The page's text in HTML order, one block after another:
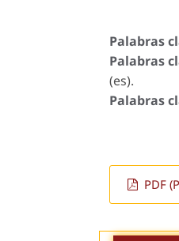
Palabras
Palabras
(es).
Palabras
PDF